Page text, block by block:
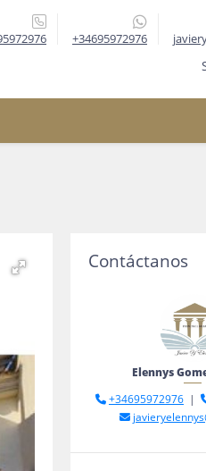
+34695972976
Contáctanos
Elennys
+34695972976 |